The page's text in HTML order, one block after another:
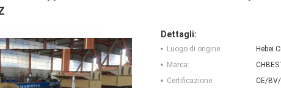
Dettagli:
Luogo di origine:
Hebei
Marca:
Certificazione:
CE/BV/